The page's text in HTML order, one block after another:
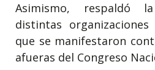
Asimismo, respaldó
distintas
que se manifestaron
afueras del Congreso